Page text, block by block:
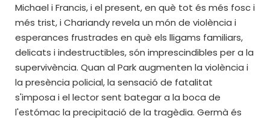
Michael i Francis, i el present, en què tot és més fosc i
més trist, i Chariandy revela un món de violència i
esperances frustrades en què els lligams familiars,
delicats i indestructibles, són imprescindibles per a la
supervivència. Quan al Park augmenten la violència i
la presència policial, la sensació de fatalitat
s'imposa i el lector sent bategar a la boca de
l'estómac la precipitació de la tragèdia. Germà és